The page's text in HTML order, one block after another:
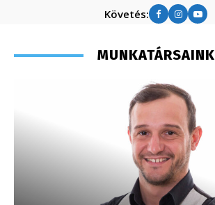
Követés:
MUNKATÁRSAINK